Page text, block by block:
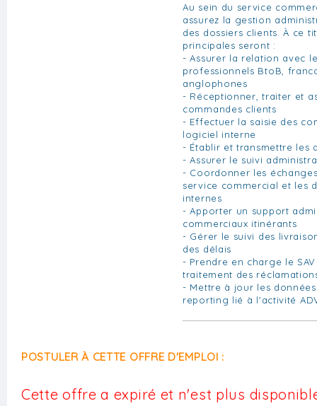
Au sein du service
assurez la gestion
des dossiers clients. À ce
principales seront :
- Assurer la relation avec
professionnels BtoB,
anglophones
- Réceptionner, traiter et
commandes clients
- Effectuer la saisie des
logiciel interne
- Établir et transmettre les
- Assurer le suivi
- Coordonner les
service commercial et les
internes
- Apporter un support
commerciaux itinérants
- Gérer le suivi des
des délais
- Prendre en charge le
traitement des
- Mettre à jour les
reporting lié à l'activité
POSTULER À CETTE OFFRE D'EMPLOI :
Cette offre a expiré et n'est plus